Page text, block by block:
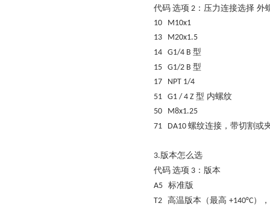
代码 选项 2 ：压力连接选择 外
10 M10x1
13 M20x1.5
14 G1/4 B 型
15 G1/2 B 型
17 NPT 1/4
51 G1 / 4 Z 型 内螺纹
50 M8x1.25
71 DA10 螺纹连接，带切割或
3.版本怎么选
代码 选项 3 ：版本
A5 标准版
T2 高温版本（最高 +140°C）